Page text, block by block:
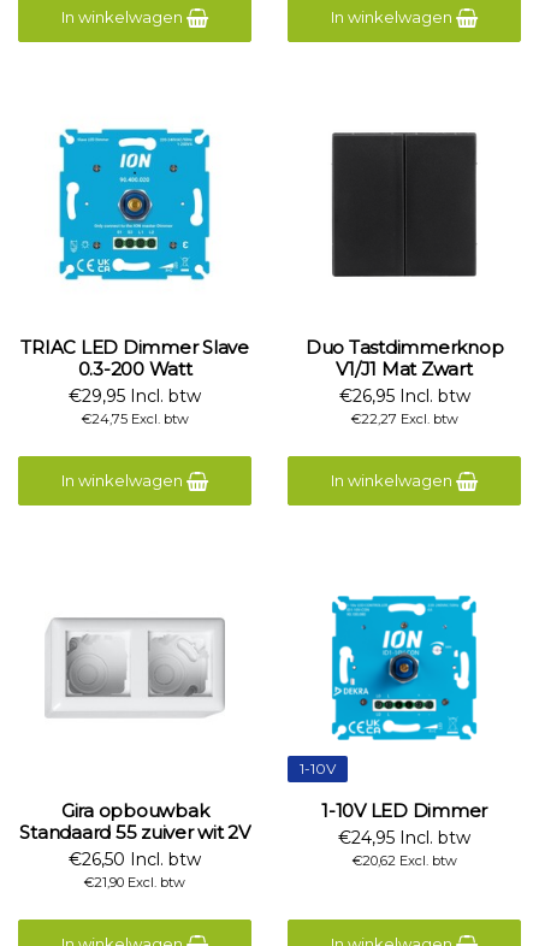
In winkelwagen In winkelwagen
TRIAC LED Dimmer Slave
0.3-200 Watt
€29,95 Incl. btw
€24,75 Excl. btw
In winkelwagen
Duo Tastdimmerknop
V1/J1 Mat Zwart
€26,95 Incl. btw
€22,27 Excl. btw
In winkelwagen
Gira opbouwbak
Standaard 55 zuiver wit 2V
€26,50 Incl. btw
€21,90 Excl. btw
1-10V
1-10V LED Dimmer
€24,95 Incl. btw
€20,62 Excl. btw